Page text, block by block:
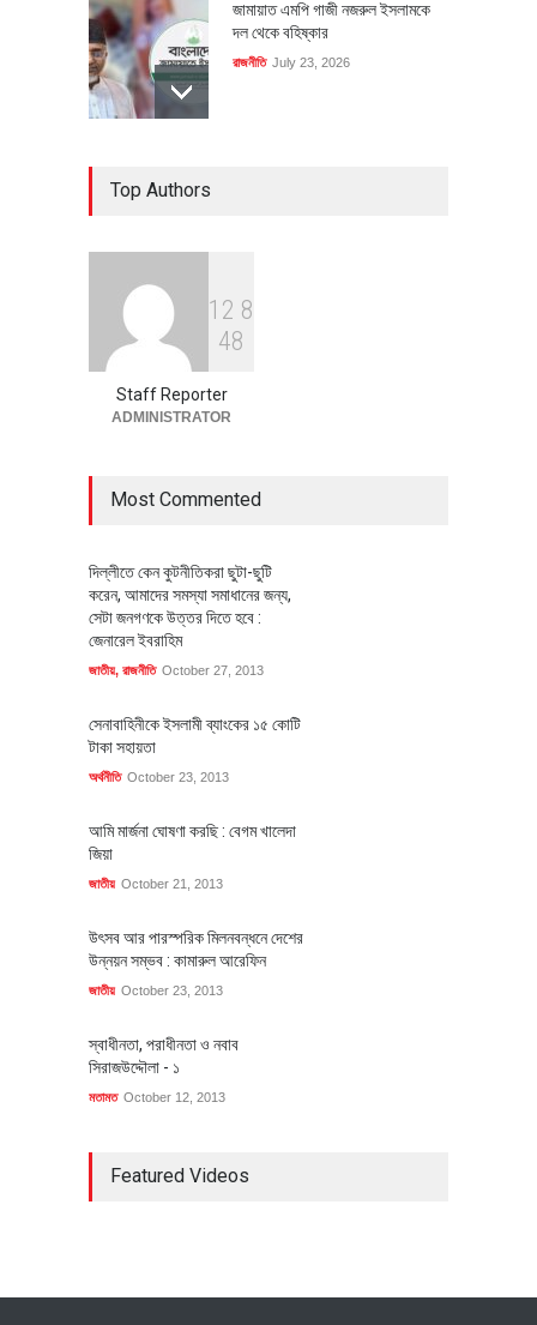
জামায়াত এমপি গাজী নজরুল ইসলামকে
দল থেকে বহিষ্কার
রাজনীতি July 23, 2026
বৈশ্বিক প্রতিযোগিতা সক্ষমতা বাড়াতে
পোশাক শিল্পে নতুন উদ্যোগ
Top Authors
1 2 8
48
Staff Reporter
ADMINISTRATOR
Most Commented
দিল্লীতে কেন কুটনীতিকরা ছুটা-ছুটি
করেন, আমাদের সমস্যা সমাধানের জন্য,
সেটা জনগণকে উত্তর দিতে হবে :
জেনারেল ইবরাহিম
জাতীয়, রাজনীতি October 27, 2013
সেনাবাহিনীকে ইসলামী ব্যাংকের ১৫ কোটি
টাকা সহায়তা
অর্থনীতি October 23, 2013
আমি মার্জনা ঘোষণা করছি : বেগম খালেদা
জিয়া
জাতীয় October 21, 2013
উৎসব আর পারস্পরিক মিলনবন্ধনে দেশের
উন্নয়ন সম্ভব : কামারুল আরেফিন
জাতীয় October 23, 2013
স্বাধীনতা, পরাধীনতা ও নবাব
সিরাজউদ্দৌলা - ১
মতামত October 12, 2013
Featured Videos